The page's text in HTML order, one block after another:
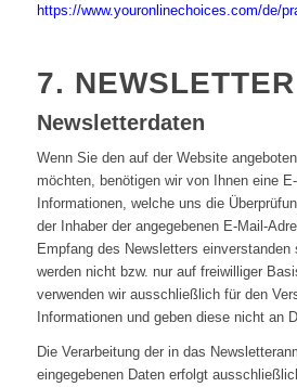
https://www.youronlinechoices.com/de/
7. NEWSLETTER
Newsletterdaten
Wenn Sie den auf der Website
möchten, benötigen wir von Ihnen eine
Informationen, welche uns die
der Inhaber der angegebenen E-Mail-
Empfang des Newsletters einverstanden
werden nicht bzw. nur auf freiwilliger
verwenden wir ausschließlich für den
Informationen und geben diese nicht an
Die Verarbeitung der in das
eingegebenen Daten erfolgt